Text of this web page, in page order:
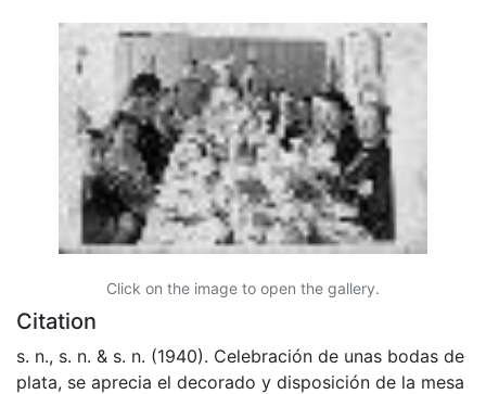
Click on the image to open the gallery.
Citation
s. n., s. n. & s. n. (1940). Celebración de unas bodas de
plata, se aprecia el decorado y disposición de la mesa